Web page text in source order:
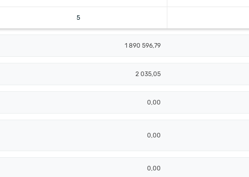
5
1 890 596,79
2 035,05
0,00
0,00
0,00